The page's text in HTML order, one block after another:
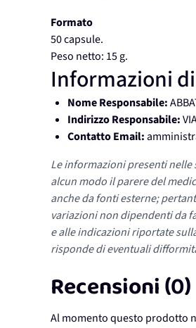
Formato
50 capsule.
Peso netto: 15 g.
Informazioni
Nome Responsabile:
Indirizzo Responsabile:
Contatto Email:
Le informazioni presenti
alcun modo il parere del
anche da fonti esterne;
variazioni non dipendenti da
e alle indicazioni riportate
risponde di eventuali
Recensioni (0)
Al momento questo prodotto